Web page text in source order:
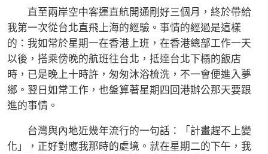
直至兩岸空中客運直航開通剛好三個月，終於帶給
我第一次從台北直飛上海的經驗。事情的經過是這樣
的：我如常於星期一在香港上班，在香港總部工作一天
以後，搭乘傍晚的航班往台北，抵達台北下榻的飯店
時，已是晚上十時許，匆匆沐浴梳洗，不一會便進入夢
鄉。翌日如常工作，也盤算著星期四回港辦公那天要跟
進的事情。
台灣與內地近幾年流行的一句話：「計畫趕不上變
化」，正好對應我那時的處境。就在星期二的下午，我